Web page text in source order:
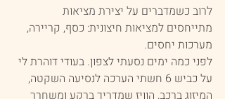
לרוב כשמדברים על יצירת מציאות
מתייחסים למציאות חיצונית: כסף, קריירה,
מערכות יחסים.
לפני כמה ימים נסעתי לצפון. בעודי דוהרת לי
על כביש 6 חשתי הערכה לנסיעה השקטה,